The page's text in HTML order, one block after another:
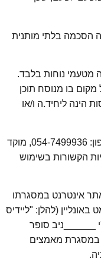
בלתי מותנית
נוחות בלבד.
מנוסח תוכן
ו/או
בכל שאלה ניתן לפנות לתמיכה שלנו בטלפון: 054-7499936, מוקד
בשימוש
במסגרתו
(להלן: "ליידיס
סופר
מאמצים